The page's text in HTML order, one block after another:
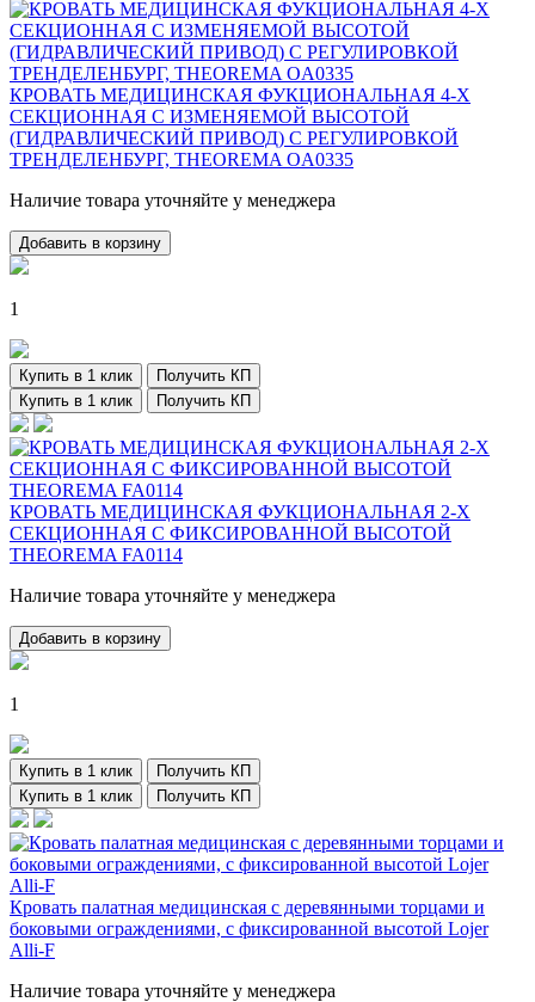
КРОВАТЬ МЕДИЦИНСКАЯ ФУКЦИОНАЛЬНАЯ 4-Х
СЕКЦИОННАЯ С ИЗМЕНЯЕМОЙ ВЫСОТОЙ
(ГИДРАВЛИЧЕСКИЙ ПРИВОД) С РЕГУЛИРОВКОЙ
ТРЕНДЕЛЕНБУРГ, THEOREMA OA0335
Наличие товара уточняйте у менеджера
Добавить в корзину
1
Купить в 1 клик
Получить КП
Купить в 1 клик
Получить КП
КРОВАТЬ МЕДИЦИНСКАЯ ФУКЦИОНАЛЬНАЯ 2-Х
СЕКЦИОННАЯ С ФИКСИРОВАННОЙ ВЫСОТОЙ
THEOREMA FA0114
Наличие товара уточняйте у менеджера
Добавить в корзину
1
Купить в 1 клик
Получить КП
Купить в 1 клик
Получить КП
Кровать палатная медицинская с деревянными торцами и
боковыми ограждениями, с фиксированной высотой Lojer
Alli-F
Наличие товара уточняйте у менеджера